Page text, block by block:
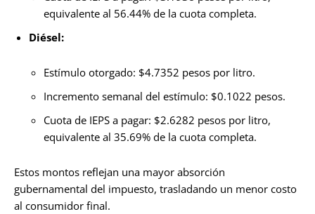
equivalente al 56.44% de la cuota completa.
Diésel:
Estímulo otorgado: $4.7352 pesos por litro.
Incremento semanal del estímulo: $0.1022 pesos.
Cuota de IEPS a pagar: $2.6282 pesos por litro,
equivalente al 35.69% de la cuota completa.
Estos montos reflejan una mayor absorción
gubernamental del impuesto, trasladando un menor costo
al consumidor final.